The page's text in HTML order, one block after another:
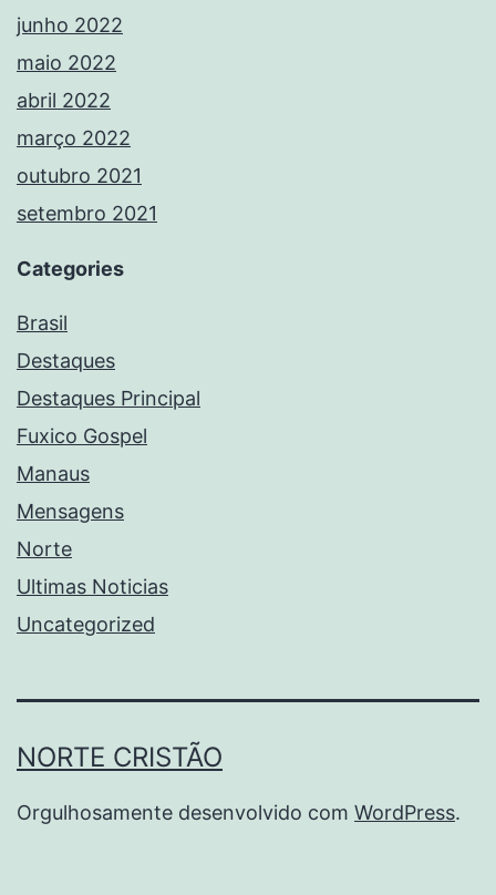
junho 2022
maio 2022
abril 2022
março 2022
outubro 2021
setembro 2021
Categories
Brasil
Destaques
Destaques Principal
Fuxico Gospel
Manaus
Mensagens
Norte
Ultimas Noticias
Uncategorized
NORTE CRISTÃO
Orgulhosamente desenvolvido com WordPress.